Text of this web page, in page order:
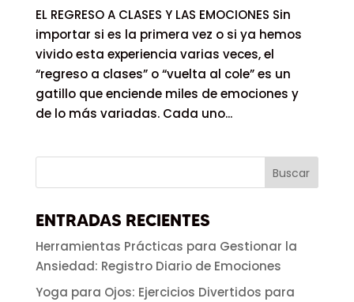
EL REGRESO A CLASES Y LAS EMOCIONES Sin
importar si es la primera vez o si ya hemos
vivido esta experiencia varias veces, el
“regreso a clases” o “vuelta al cole” es un
gatillo que enciende miles de emociones y
de lo más variadas. Cada uno...
ENTRADAS RECIENTES
Herramientas Prácticas para Gestionar la
Ansiedad: Registro Diario de Emociones
Yoga para Ojos: Ejercicios Divertidos para